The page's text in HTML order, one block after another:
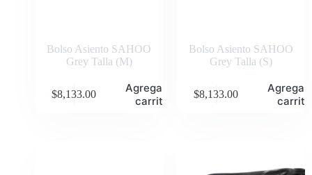
Bolso Asiento SAHOO
Grey Talla (M)
$8,133.00
Agregar al
carrito
Bolso Asiento SAHOO
Grey Talla (S)
$8,133.00
Agregar
carrito